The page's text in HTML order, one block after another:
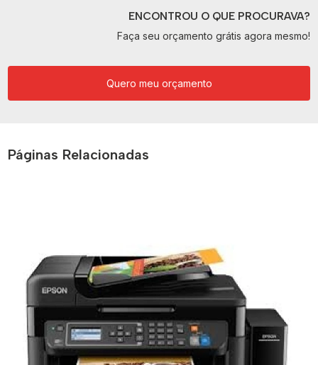
ENCONTROU O QUE PROCURAVA?
Faça seu orçamento grátis agora mesmo!
Quero meu orçamento
Páginas Relacionadas